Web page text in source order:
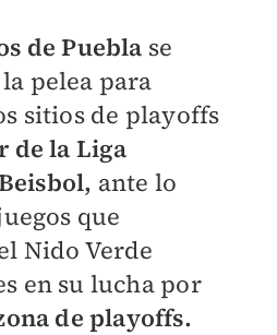
de Puebla se
pelea para
sitios de playoffs
de la Liga
ante lo
que
Nido Verde
en su lucha por
de playoffs.